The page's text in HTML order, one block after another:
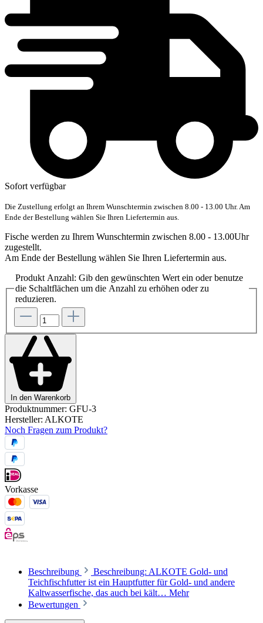
Sofort verfügbar
Die Zustellung erfolgt an Ihrem Wunschtermin zwischen 8.00 - 13.00 Uhr. Am
Ende der Bestellung wählen Sie Ihren Liefertermin aus.
Fische werden zu Ihrem Wunschtermin zwischen 8.00 - 13.00Uhr
zugestellt.
Am Ende der Bestellung wählen Sie Ihren Liefertermin aus.
Produkt Anzahl: Gib den gewünschten Wert ein oder benutze
die Schaltflächen um die Anzahl zu erhöhen oder zu
reduzieren.
In den Warenkorb
Produktnummer: GFU-3
Hersteller: ALKOTE
Noch Fragen zum Produkt?
Vorkasse
Beschreibung
Beschreibung: ALKOTE Gold- und
Teichfischfutter ist ein Hauptfutter für Gold- und andere
Kaltwasserfische, das auch bei kält… Mehr
Bewertungen